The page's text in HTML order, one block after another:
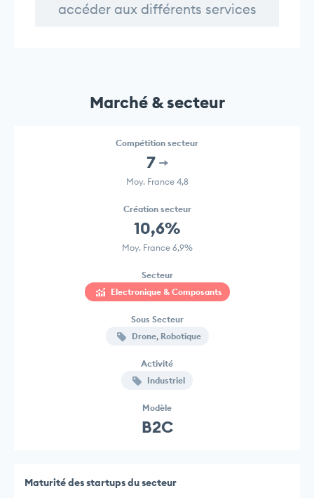
accéder aux différents services
Marché & secteur
Compétition secteur
7
Moy. France 4,8
Création secteur
10,6%
Moy. France 6,9%
Secteur
Electronique & Composants
Sous Secteur
Drone, Robotique
Activité
Industriel
Modèle
B2C
Maturité des startups du secteur